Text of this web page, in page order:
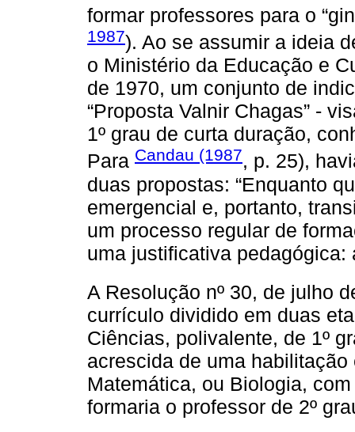
formar professores para o
1987). Ao se assumir a ideia
o Ministério da Educação e
de 1970, um conjunto de
“Proposta Valnir Chagas” -
1º grau de curta duração,
Para Candau (1987, p. 25),
duas propostas: “Enquanto
emergencial e, portanto,
um processo regular de
uma justificativa pedagógica:
A Resolução nº 30, de julho
currículo dividido em duas
Ciências, polivalente, de 1º
acrescida de uma
Matemática, ou Biologia,
formaria o professor de 2º